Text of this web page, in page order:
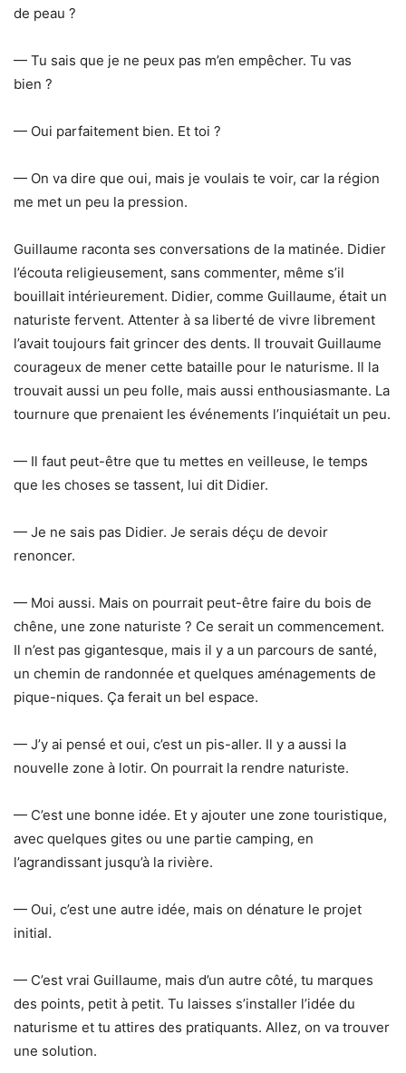
de peau ?
— Tu sais que je ne peux pas m’en empêcher. Tu vas
bien ?
— Oui parfaitement bien. Et toi ?
— On va dire que oui, mais je voulais te voir, car la région
me met un peu la pression.
Guillaume raconta ses conversations de la matinée. Didier
l’écouta religieusement, sans commenter, même s’il
bouillait intérieurement. Didier, comme Guillaume, était un
naturiste fervent. Attenter à sa liberté de vivre librement
l’avait toujours fait grincer des dents. Il trouvait Guillaume
courageux de mener cette bataille pour le naturisme. Il la
trouvait aussi un peu folle, mais aussi enthousiasmante. La
tournure que prenaient les événements l’inquiétait un peu.
— Il faut peut-être que tu mettes en veilleuse, le temps
que les choses se tassent, lui dit Didier.
— Je ne sais pas Didier. Je serais déçu de devoir
renoncer.
— Moi aussi. Mais on pourrait peut-être faire du bois de
chêne, une zone naturiste ? Ce serait un commencement.
Il n’est pas gigantesque, mais il y a un parcours de santé,
un chemin de randonnée et quelques aménagements de
pique-niques. Ça ferait un bel espace.
— J’y ai pensé et oui, c’est un pis-aller. Il y a aussi la
nouvelle zone à lotir. On pourrait la rendre naturiste.
— C’est une bonne idée. Et y ajouter une zone touristique,
avec quelques gites ou une partie camping, en
l’agrandissant jusqu’à la rivière.
— Oui, c’est une autre idée, mais on dénature le projet
initial.
— C’est vrai Guillaume, mais d’un autre côté, tu marques
des points, petit à petit. Tu laisses s’installer l’idée du
naturisme et tu attires des pratiquants. Allez, on va trouver
une solution.